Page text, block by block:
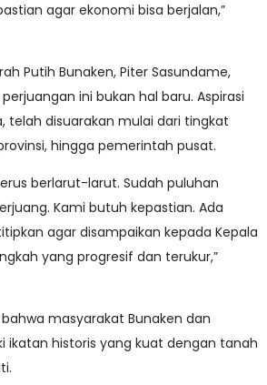
agar ekonomi bisa berjalan,”
Putih Bunaken, Piter Sasundame,
ini bukan hal baru. Aspirasi
telah disuarakan mulai dari tingkat
hingga pemerintah pusat.
berlarut-larut. Sudah puluhan
Kami butuh kepastian. Ada
agar disampaikan kepada Kepala
yang progresif dan terukur,”
masyarakat Bunaken dan
ikatan historis yang kuat dengan tanah